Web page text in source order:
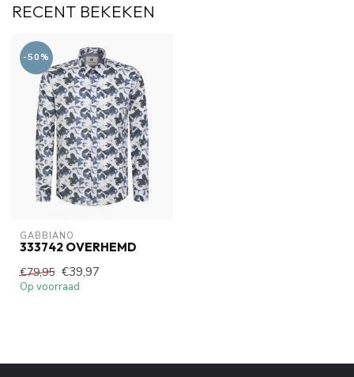
RECENT BEKEKEN
-50%
GABBIANO
333742 OVERHEMD
€79,95 €39,97
Op voorraad